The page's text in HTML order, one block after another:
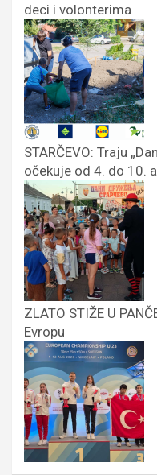
deci i volonterima
STARČEVO: Traju
očekuje od 4. do 10.
ZLATO STIŽE U
Evropu